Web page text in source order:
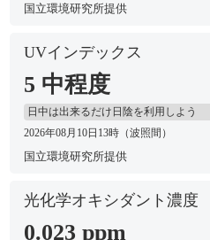
2022年の世界の平均濃度417.9ppm
国立環境研究所提供
UVインデックス
5 中程度
日中は出来るだけ日陰を利用しよう
国立環境研究所提供